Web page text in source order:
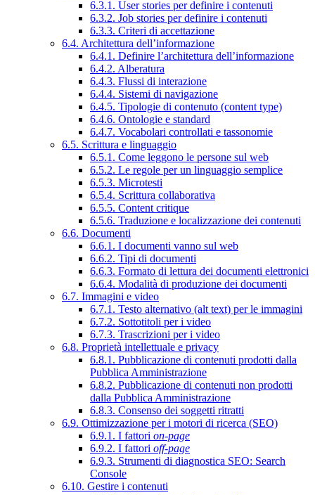
6.3.1. User stories per definire i contenuti
6.3.2. Job stories per definire i contenuti
6.3.3. Criteri di accettazione
6.4. Architettura dell’informazione
6.4.1. Definire l’architettura dell’informazione
6.4.2. Alberatura
6.4.3. Flussi di interazione
6.4.4. Sistemi di navigazione
6.4.5. Tipologie di contenuto (content type)
6.4.6. Ontologie e standard
6.4.7. Vocabolari controllati e tassonomie
6.5. Scrittura e linguaggio
6.5.1. Come leggono le persone sul web
6.5.2. Le regole per un linguaggio semplice
6.5.3. Microtesti
6.5.4. Scrittura collaborativa
6.5.5. Content critique
6.5.6. Traduzione e localizzazione dei contenuti
6.6. Documenti
6.6.1. I documenti vanno sul web
6.6.2. Tipi di documenti
6.6.3. Formato di lettura dei documenti elettronici
6.6.4. Modalità di produzione dei documenti
6.7. Immagini e video
6.7.1. Testo alternativo (alt text) per le immagini
6.7.2. Sottotitoli per i video
6.7.3. Trascrizioni per i video
6.8. Proprietà intellettuale e privacy
6.8.1. Pubblicazione di contenuti prodotti dalla
Pubblica Amministrazione
6.8.2. Pubblicazione di contenuti non prodotti
dalla Pubblica Amministrazione
6.8.3. Consenso dei soggetti ritratti
6.9. Ottimizzazione per i motori di ricerca (SEO)
6.9.1. I fattori on-page
6.9.2. I fattori off-page
6.9.3. Strumenti di diagnostica SEO: Search
Console
6.10. Gestire i contenuti